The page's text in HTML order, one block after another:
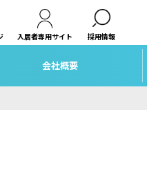
入居者専用サイト 採用情報
会社概要